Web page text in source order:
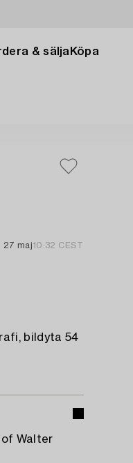
& sälja Köpa
27 maj10:32 CEST
bildyta 54
of Walter